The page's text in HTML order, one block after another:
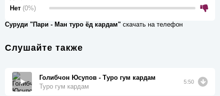
Нет (0%)
Суруди "Пари - Ман туро ёд кардам" скачать на телефон
Слушайте также
Голибчон Юсупов - Туро гум кардам
Туро гум кардам
5:50